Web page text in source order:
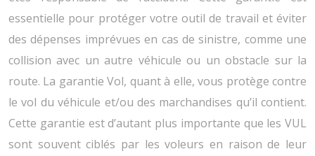
essentielle pour protéger votre outil de travail et éviter
des dépenses imprévues en cas de sinistre, comme une
collision avec un autre véhicule ou un obstacle sur la
route. La garantie Vol, quant à elle, vous protège contre
le vol du véhicule et/ou des marchandises qu’il contient.
Cette garantie est d’autant plus importante que les VUL
sont souvent ciblés par les voleurs en raison de leur